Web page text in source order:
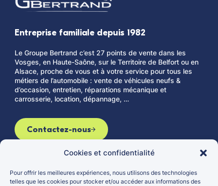
Cookies et confidentialité
Pour offrir les meilleures expériences, nous utilisons des technologies
telles que les cookies pour stocker et/ou accéder aux informations des
Entreprise familiale depuis 1982
Le Groupe Bertrand c’est 27 points de vente dans les
Vosges, en Haute-Saône, sur le Territoire de Belfort ou en
Alsace, proche de vous et à votre service pour tous les
métiers de l’automobile : vente de véhicules neufs &
d’occasion, entretien, réparations mécanique et
carrosserie, location, dépannage, …
Contactez-nous
Le groupe
Véhicules d’occasion